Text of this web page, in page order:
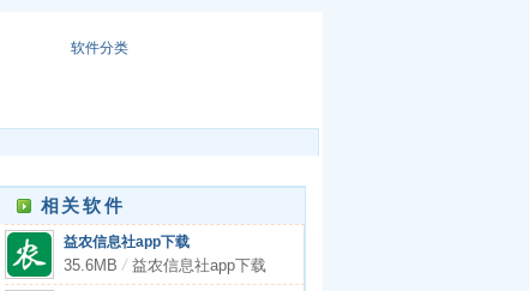
软件分类
相关软件
益农信息社app下载
35.6MB /益农信息社app下载